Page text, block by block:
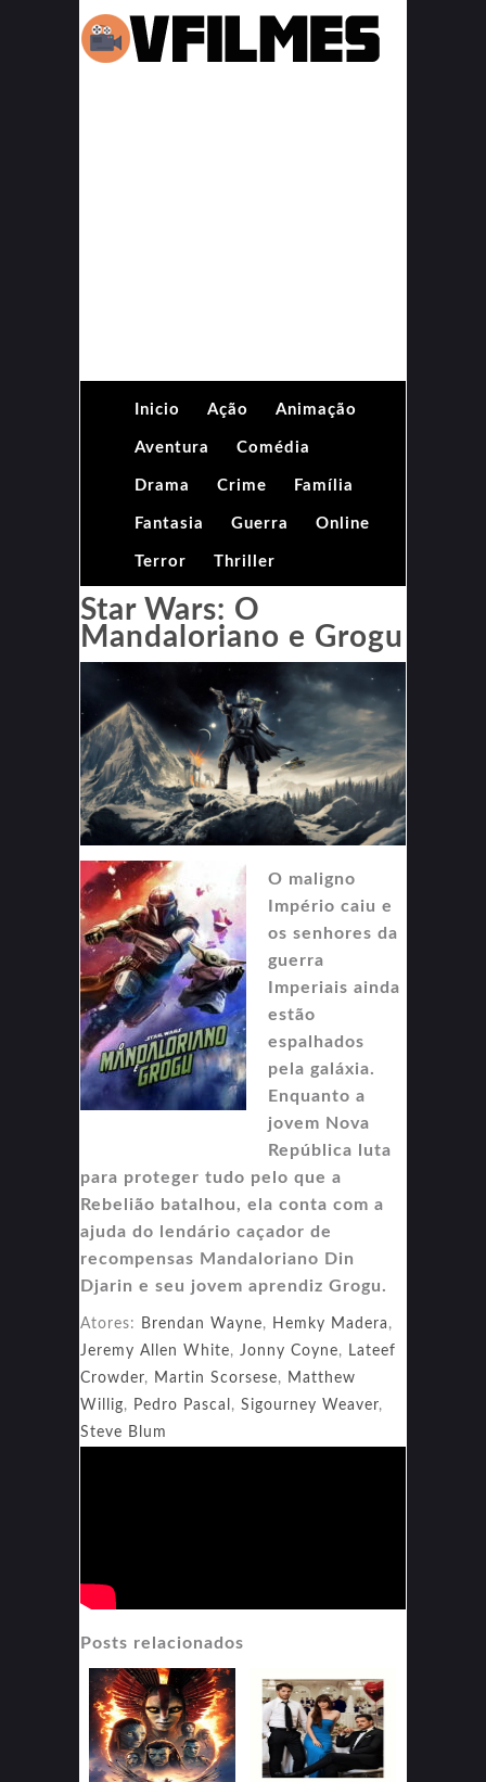
Inicio Ação Animação
Aventura Comédia
Drama Crime Família
Fantasia Guerra Online
Terror Thriller
Star Wars: O
Mandaloriano e Grogu
O maligno
Império caiu e
os senhores da
guerra
Imperiais ainda
estão
espalhados
pela galáxia.
Enquanto a
jovem Nova
República luta
para proteger tudo pelo que a
Rebelião batalhou, ela conta com a
ajuda do lendário caçador de
recompensas Mandaloriano Din
Djarin e seu jovem aprendiz Grogu.
Atores: Brendan Wayne, Hemky Madera ,
Jeremy Allen White, Jonny Coyne,
Lateef
Crowder, Martin Scorsese, Matthew
Willig, Pedro Pascal , Sigourney Weaver,
Steve Blum
Posts relacionados